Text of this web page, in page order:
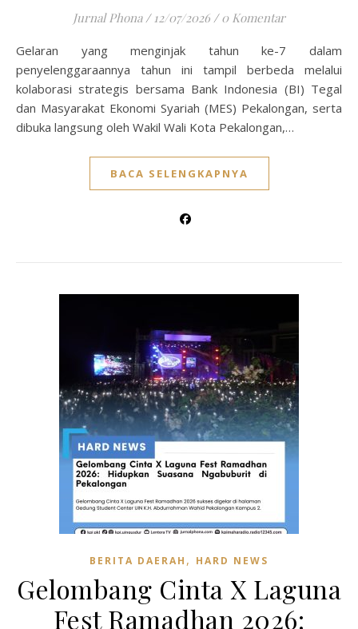
Jurnal Phona / 12/07/2026 / 0 Komentar
Gelaran yang menginjak tahun ke-7 dalam
penyelenggaraannya tahun ini tampil berbeda melalui
kolaborasi strategis bersama Bank Indonesia (BI) Tegal
dan Masyarakat Ekonomi Syariah (MES) Pekalongan, serta
dibuka langsung oleh Wakil Wali Kota Pekalongan,…
BACA SELENGKAPNYA
BERITA DAERAH , HARD NEWS
Gelombang Cinta X Laguna
Fest Ramadhan 2026: